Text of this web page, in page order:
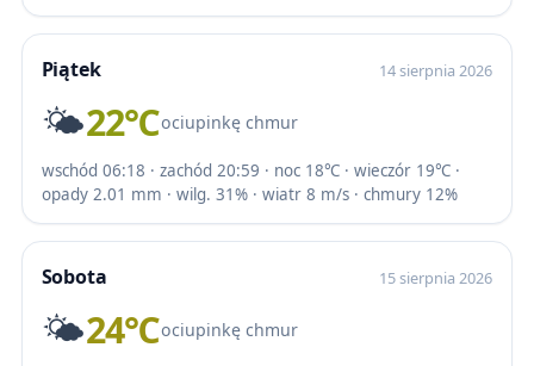
Piątek 14 sierpnia 2026
🌤️22℃ociupinkę chmur
wschód 06:18 · zachód 20:59 · noc 18℃ · wieczór 19℃ ·
opady 2.01 mm · wilg. 31% · wiatr 8 m/s · chmury 12%
Sobota 15 sierpnia 2026
🌤️24℃ociupinkę chmur